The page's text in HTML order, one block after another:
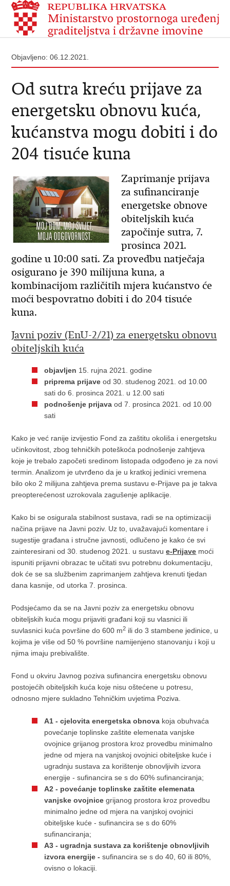
Objavljeno: 06.12.2021.
Od sutra kreću prijave za
energetsku obnovu kuća,
kućanstva mogu dobiti i do
204 tisuće kuna
Zaprimanje prijava
za sufinanciranje
energetske obnove
obiteljskih kuća
započinje sutra, 7.
prosinca 2021.
godine u 10:00 sati. Za provedbu natječaja
osigurano je 390 milijuna kuna, a
kombinacijom različitih mjera kućanstvo će
moći bespovratno dobiti i do 204 tisuće
kuna.
Javni poziv (EnU-2/21) za energetsku obnovu
obiteljskih kuća
objavljen 15. rujna 2021. godine
priprema prijaveod 30. studenog 2021. od 10.00
sati do 6. prosinca 2021. u 12.00 sati
podnošenje prijava od 7. prosinca 2021. od 10.00
sati
Kako je već ranije izvijestio Fond za zaštitu okoliša i energetsku
učinkovitost, zbog tehničkih poteškoća podnošenje zahtjeva
koje je trebalo započeti sredinom listopada odgođeno je za novi
termin. Analizom je utvrđeno da je u kratkoj jedinici vremena
bilo oko 2 milijuna zahtjeva prema sustavu e-Prijave pa je takva
preopterećenost uzrokovala zagušenje aplikacije.
Kako bi se osigurala stabilnost sustava, radi se na optimizaciji
načina prijave na Javni poziv. Uz to, uvažavajući komentare i
sugestije građana i stručne javnosti, odlučeno je kako će svi
zainteresirani od 30. studenog 2021. u sustavue-Prijave moći
ispuniti prijavni obrazac te učitati svu potrebnu dokumentaciju,
dok će se sa službenim zaprimanjem zahtjeva krenuti tjedan
dana kasnije, od utorka 7. prosinca.
Podsjećamo da se na Javni poziv za energetsku obnovu
obiteljskih kuća mogu prijaviti građani koji su vlasnici ili
suvlasnici kuća površine do 600 m2 ili do 3 stambene jedinice, u
kojima je više od 50 % površine namijenjeno stanovanju i koji u
njima imaju prebivalište.
Fond u okviru Javnog poziva sufinancira energetsku obnovu
postojećih obiteljskih kuća koje nisu oštećene u potresu,
odnosno mjere sukladno Tehničkim uvjetima Poziva.
A1 - cjelovita energetska obnova koja obuhvaća
povećanje toplinske zaštite elemenata vanjske
ovojnice grijanog prostora kroz provedbu minimalno
jedne od mjera na vanjskoj ovojnici obiteljske kuće i
ugradnju sustava za korištenje obnovljivih izvora
energije - sufinancira se s do 60% sufinanciranja;
A2 - povećanje toplinske zaštite elemenata
vanjske ovojnice grijanog prostora kroz provedbu
minimalno jedne od mjera na vanjskoj ovojnici
obiteljske kuće - sufinancira se s do 60%
sufinanciranja;
A3 - ugradnja sustava za korištenje obnovljivih
izvora energije - sufinancira se s do 40, 60 ili 80%,
ovisno o lokaciji.